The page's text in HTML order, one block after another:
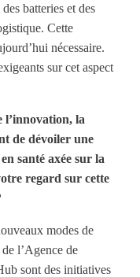
batteries et des
Cette
nécessaire.
sur cet aspect
l’innovation, la
de dévoiler une
santé axée sur la
regard sur cette
modes de
l’Agence de
sont des initiatives